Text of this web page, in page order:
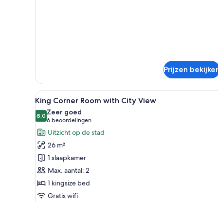
Beds
Prijzen
Alle
foto's
voor
King
Corner
Room
with
City
View
laden
Een hotelkamer met een
10
King Corner Room with City View
8,08,0 van 10
Zeer goed
6 beoordelingen
(6
beoordelingen)
Uitzicht op de stad
26 m²
1 slaapkamer
Max. aantal: 2
1 kingsize bed
Gratis wifi